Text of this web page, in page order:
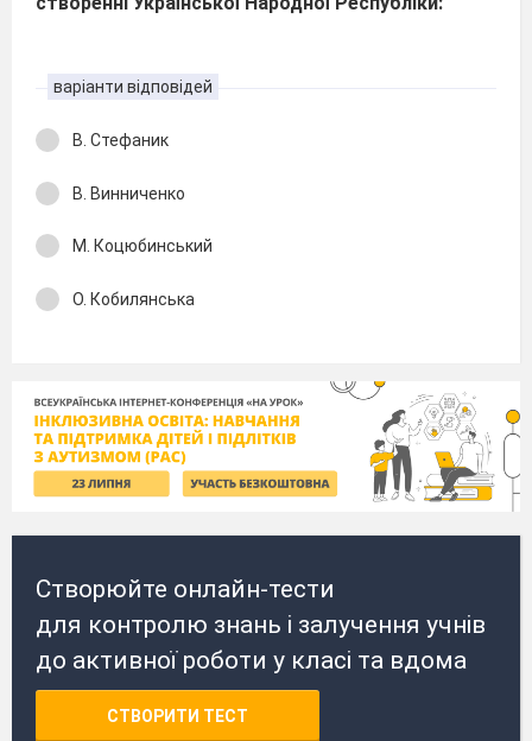
варіанти відповідей
В. Стефаник
В. Винниченко
М. Коцюбинський
О. Кобилянська
Створюйте онлайн-тести
для контролю знань і залучення учнів
до активної роботи у класі та вдома
СТВОРИТИ ТЕСТ